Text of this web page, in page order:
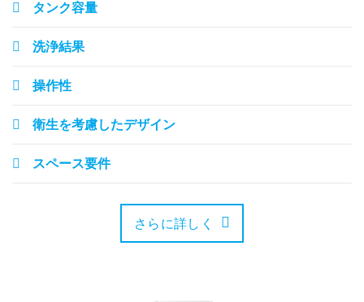
タンク容量
洗浄結果
操作性
衛生を考慮したデザイン
スペース要件
さらに詳しく